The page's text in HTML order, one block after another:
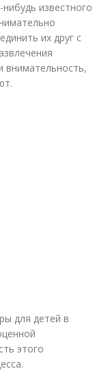
известного
их друг с
внимательность,
для детей в
этого